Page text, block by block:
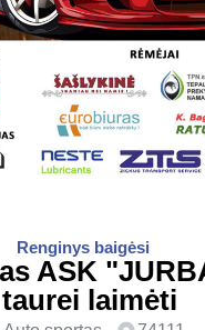
Renginys baigėsi
ASK
taurei laimėti